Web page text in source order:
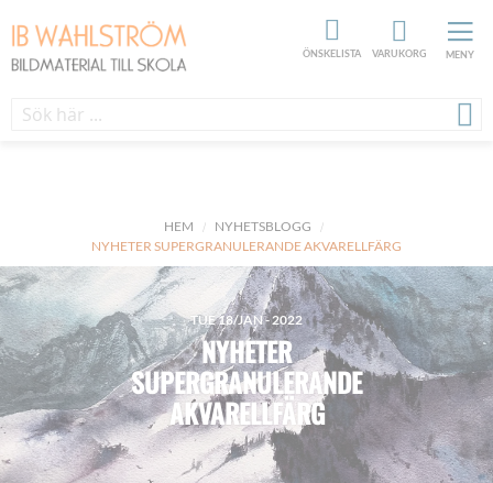
MENY
ÖNSKELISTA VARUKORG
HEM
NYHETSBLOGG
NYHETER SUPERGRANULERANDE AKVARELLFÄRG
TUE 18/JAN - 2022
NYHETER
SUPERGRANULERANDE
AKVARELLFÄRG